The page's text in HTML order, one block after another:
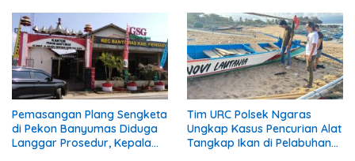
Pemasangan Plang Sengketa
di Pekon Banyumas Diduga
Langgar Prosedur, Kepala
Tim URC Polsek Ngaras
Ungkap Kasus Pencurian Alat
Tangkap Ikan di Pelabuhan